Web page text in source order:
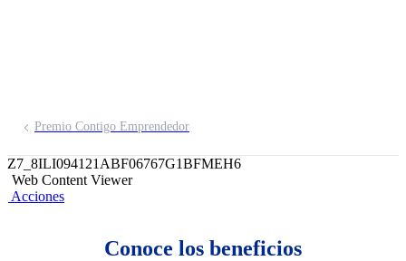
Premio Contigo Emprendedor
Z7_8ILI094121ABF06767G1BFMEH6
Web Content Viewer
Acciones
Conoce los beneficios